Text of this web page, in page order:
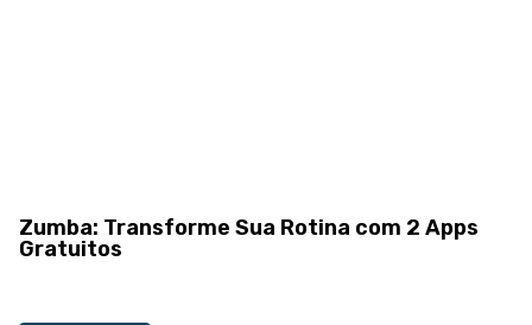
Zumba: Transforme Sua Rotina com 2 Apps
Gratuitos